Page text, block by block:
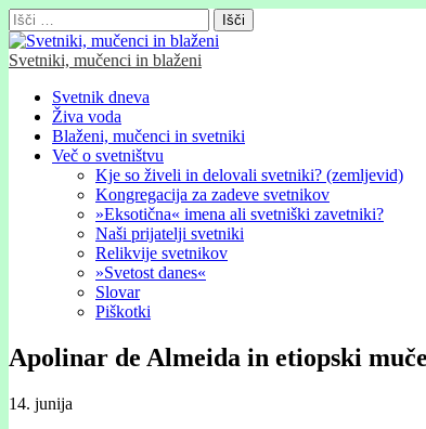
Išči:
Svetniki, mučenci in blaženi
Glavni
meni
Skip
content
Svetnik dneva
Živa voda
Blaženi, mučenci in svetniki
Več o svetništvu
Kje so živeli in delovali svetniki? (zemljevid)
Kongregacija za zadeve svetnikov
»Eksotična« imena ali svetniški zavetniki?
Naši prijatelji svetniki
Relikvije svetnikov
»Svetost danes«
Slovar
Piškotki
Apolinar de Almeida in etiopski
14. junija